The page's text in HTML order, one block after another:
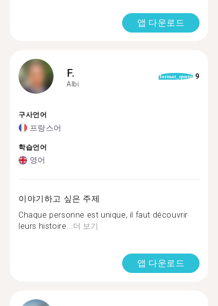
앱 다운로드
F.
Albi
format_quote 9
구사언어
프랑스어
학습언어
영어
이야기하고 싶은 주제
Chaque personne est unique, il faut découvrir
leurs histoire...더 보기
앱 다운로드